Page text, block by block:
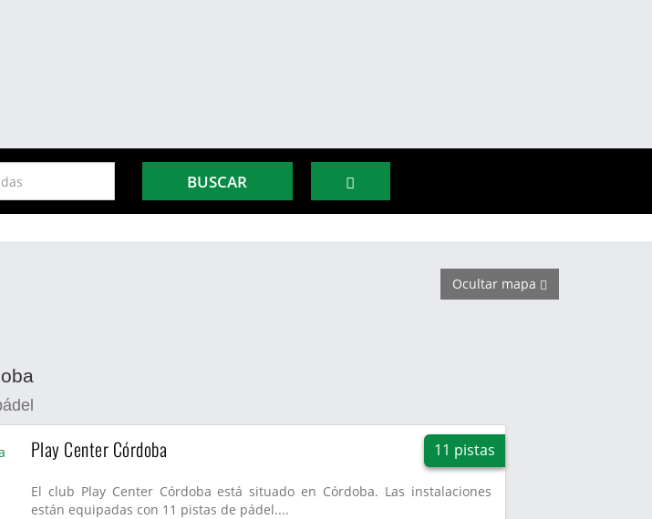
BUSCAR
Ocultar mapa
Play Center Córdoba 11 pistas
El club Play Center Córdoba está situado en Córdoba. Las instalaciones
están equipadas con 11 pistas de pádel....